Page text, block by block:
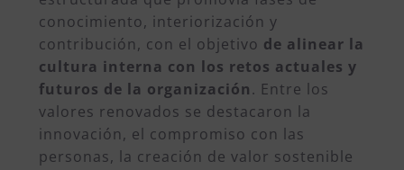
conocimiento, interiorización y
contribución, con el objetivo de alinear la
cultura interna con los retos actuales y
futuros de la organización. Entre los
valores renovados se destacaron la
innovación, el compromiso con las
personas, la creación de valor sostenible